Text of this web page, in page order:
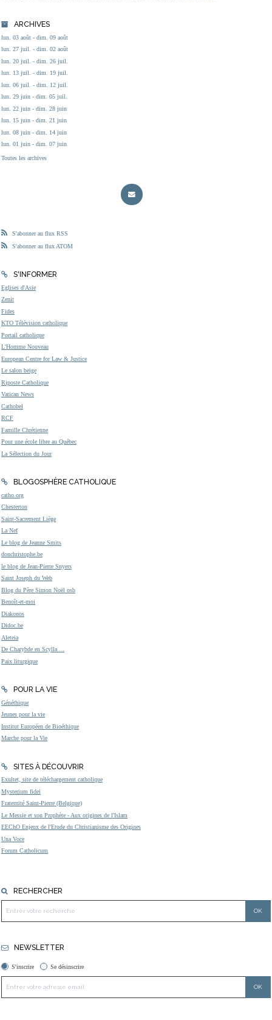
ARCHIVES
lun. 03 août - dim. 09 août
lun. 27 juil. - dim. 02 août
lun. 20 juil. - dim. 26 juil.
lun. 13 juil. - dim. 19 juil.
lun. 06 juil. - dim. 12 juil.
lun. 29 juin - dim. 05 juil.
lun. 22 juin - dim. 28 juin
lun. 15 juin - dim. 21 juin
lun. 08 juin - dim. 14 juin
lun. 01 juin - dim. 07 juin
Toutes les archives
S'abonner au flux RSS
S'abonner au flux ATOM
S'INFORMER
Eglises d'Asie
Zenit
Fides
KTO Télévision catholique
Portail catholique
L'Homme Nouveau
European Centre for Law & Justice
Le salon beige
Riposte Catholique
Vatican News
Cathobel
RCF
Famille Chrétienne
Pour une école libre au Québec
La Sélection du Jour
BLOGOSPHÈRE CATHOLIQUE
catho.org
Chesterton
Saint-Sacrement Liège
La Nef
Le blog de Jeanne Smits
donchristophe.be
le blog de Jean-Pierre Snyers
Saint Joseph du Web
Blog du Père Simon Noël osb
Benoît-et-moi
Diakonos
Didoc.be
Aleteia
De Charybde en Scylla ...
Paix liturgique
POUR LA VIE
Généthique
Jeunes pour la vie
Institut Européen de Bioéthique
Marche pour la Vie
SITES À DÉCOUVRIR
Exultet, site de téléchargement catholique
Mysterium fidei
Fraternité Saint-Pierre (Belgique)
Le Messie et son Prophète - Aux origines de l'Islam
EEChO Enjeux de l'Etude du Christianisme des Origines
Una Voce
Forum Catholicum
RECHERCHER
NEWSLETTER
S'inscrire Se désinscrire